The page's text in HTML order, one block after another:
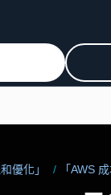
優化」 「AWS